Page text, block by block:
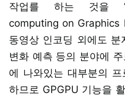
작업를 하는 것을
computing on Graphics
동영상 인코딩 외에도
변화 예측 등의 분야에
에 나와있는 대부분의
하므로 GPGPU 기능을